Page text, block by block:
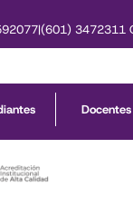
|(601) 3472311
Docentes